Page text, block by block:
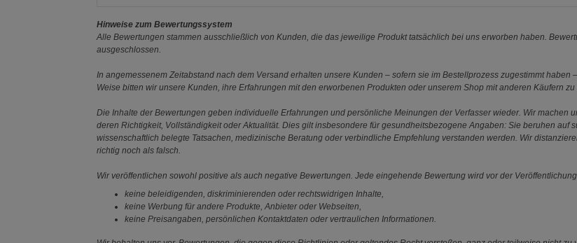
Hinweise zum Bewertungssystem
Alle Bewertungen stammen ausschließlich von Kunden, die das jeweilige Produkt tatsächlich bei uns erworben haben.
ausgeschlossen.
In angemessenem Zeitabstand nach dem Versand erhalten unsere Kunden – sofern sie im Bestellprozess zugestimmt
Weise bitten wir unsere Kunden, ihre Erfahrungen mit den erworbenen Produkten oder unserem Shop mit anderen Käufern zu
Die Inhalte der Bewertungen geben individuelle Erfahrungen und persönliche Meinungen der Verfasser wieder. Wir machen
deren Richtigkeit, Vollständigkeit oder Aktualität. Dies gilt insbesondere für gesundheitsbezogene Angaben: Sie beruhen
wissenschaftlich belegte Tatsachen, medizinische Beratung oder verbindliche Empfehlung verstanden werden. Wir
richtig noch als falsch.
Wir veröffentlichen sowohl positive als auch negative Bewertungen. Jede eingehende Bewertung wird vor der
keine beleidigenden, diskriminierenden oder rechtswidrigen Inhalte,
keine Werbung für andere Produkte, Anbieter oder Webseiten,
keine Preisangaben, persönlichen Kontaktdaten oder vertraulichen Informationen.